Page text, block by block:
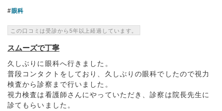
眼科
この口コミは受診から5年以上経過しています。
スムーズで丁寧
久しぶりに眼科へ行きました。
普段コンタクトをしており、久しぶりの眼科でしたので視力
検査から診察まで行いました。
視力検査は看護師さんにやっていただき、診察は院長先生に
診てもらいました。